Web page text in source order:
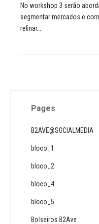
No workshop 3 serão
segmentar mercados e
refinar...
Pages
B2AVE@SOCIALMEDIA
bloco_1
bloco_2
bloco_4
bloco_5
Bolseiros B2Ave